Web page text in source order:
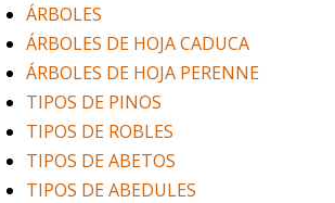
ÁRBOLES
ÁRBOLES DE HOJA CADUCA
ÁRBOLES DE HOJA PERENNE
TIPOS DE PINOS
TIPOS DE ROBLES
TIPOS DE ABETOS
TIPOS DE ABEDULES